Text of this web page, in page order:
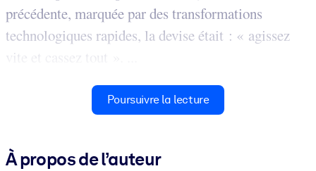
précédente, marquée par des transformations
technologiques rapides, la devise était : « agissez
vite et cassez tout ». ...
Poursuivre la lecture
À propos de l’auteur